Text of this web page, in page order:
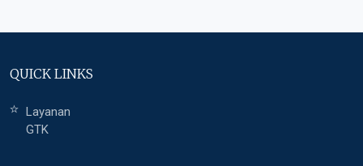
QUICK LINKS
Layanan
GTK